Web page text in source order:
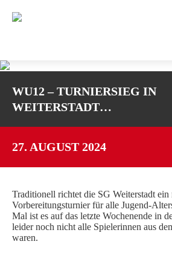
TEAMS
1. DAMEN
2. DAMEN
3. DAMEN
WU16-1
WU14-2
WU12
WU10
WU12 – TURNIERSIEG IN
WEITERSTADT…
27. AUGUST 2024
Traditionell richtet die SG Weiterstadt ein
Vorbereitungsturnier für alle Jugend-
Mal ist es auf das letzte Wochenende in
leider noch nicht alle Spielerinnen aus
waren.